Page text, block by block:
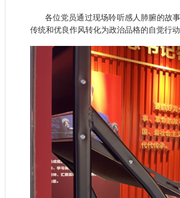
各位党员通过现场聆听感人肺腑的故事
传统和优良作风转化为政治品格的自觉行